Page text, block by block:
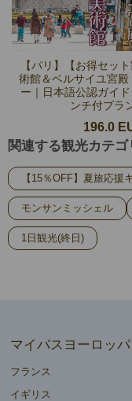
【パリ】【お得セッ
術館＆ベルサイユ宮
ー｜日本語公認ガイ
ンチ付プラ
196.0
関連する観光カテゴ
【15％OFF】夏旅応援
モンサンミッシェル
1日観光(終日)
マイバスヨーロッパ
フランス
イギリス